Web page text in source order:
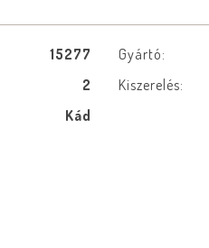
15277 Gyártó:
2 Kiszerelés:
Kád